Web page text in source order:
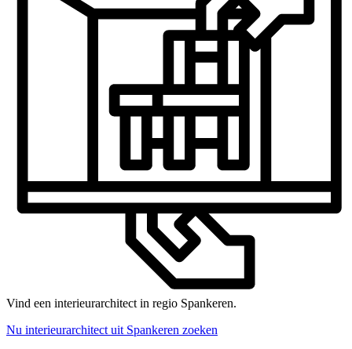
Vind een interieurarchitect in regio Spankeren.
Nu interieurarchitect uit Spankeren zoeken